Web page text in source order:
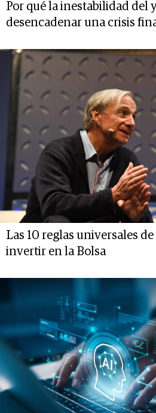
Por qué la inestabilidad del
desencadenar una crisis
Las 10 reglas universales
invertir en la Bolsa